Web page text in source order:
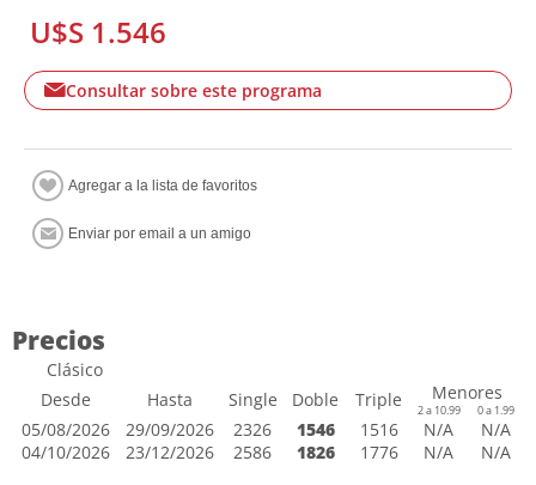
U$S 1.546
Consultar sobre este programa
Precios
Clásico
Desde
Hasta Single Doble Triple Menores
2 a 10.99 0 a 1.99
05/08/2026 29/09/2026 2326 1546 1516 N/A
N/A
04/10/2026
23/12/2026 2586 1826 1776 N/A N/A